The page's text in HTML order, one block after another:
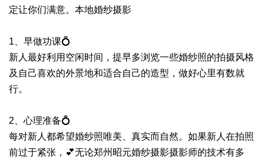
定让你们满意。本地婚纱摄影
1、早做功课💍
新人最好利用空闲时间，提早多浏览一些婚纱照的拍摄风格
及自己喜欢的外景地和适合自己的造型，做好心里有数就
行。
2、心理准备💍
每对新人都希望婚纱照唯美、真实而自然。如果新人在拍照
前过于紧张，💕无论郑州昭元婚纱摄影摄影师的技术有多